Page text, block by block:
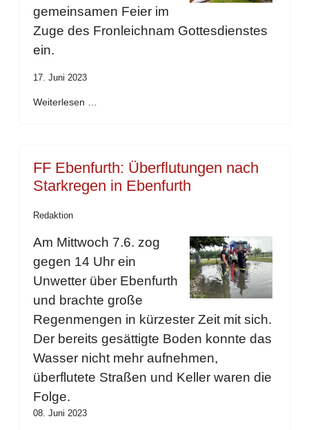
gemeinsamen Feier im
Zuge des Fronleichnam Gottesdienstes
ein.
17. Juni 2023
Weiterlesen …
FF Ebenfurth: Überflutungen nach
Starkregen in Ebenfurth
Redaktion
Am Mittwoch 7.6. zog
gegen 14 Uhr ein
Unwetter über Ebenfurth
und brachte große
Regenmengen in kürzester Zeit mit sich.
Der bereits gesättigte Boden konnte das
Wasser nicht mehr aufnehmen,
überflutete Straßen und Keller waren die
Folge.
08. Juni 2023